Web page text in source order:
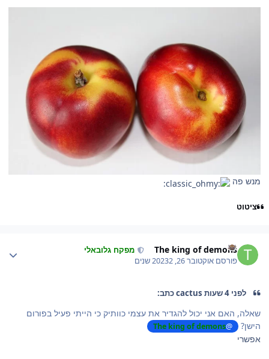
מנש פה
ציטוט
The king of demons מפקח גלובאלי
פורסםאוקטובר 26, 2023 2 שנים
לפני 4 שעות cactus כתב:
שאלה, האם אני יכול להגדיר את עצמי כוותיק כי הייתי פעיל בפורום
הישן?
@
The king of demons
אפשרי